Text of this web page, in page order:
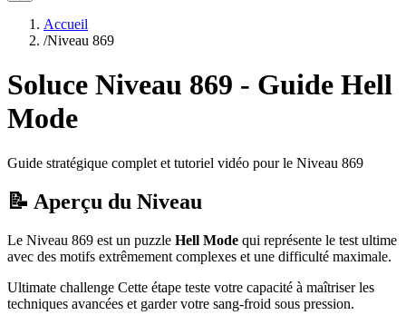
Accueil
/Niveau 869
Soluce Niveau 869 - Guide Hell
Mode
Guide stratégique complet et tutoriel vidéo pour le Niveau 869
📝 Aperçu du Niveau
Le Niveau 869 est un puzzle Hell Mode qui représente le test ultime
avec des motifs extrêmement complexes et une difficulté maximale.
Ultimate challenge Cette étape teste votre capacité à maîtriser les
techniques avancées et garder votre sang-froid sous pression.